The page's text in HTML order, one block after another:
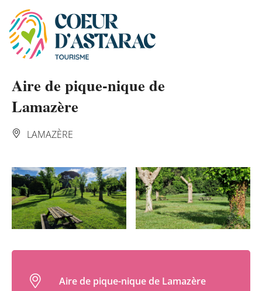
Panneau de gestion des cookies
Aire de pique-nique de
Lamazère
LAMAZÈRE
Aire de pique-nique de Lamazère